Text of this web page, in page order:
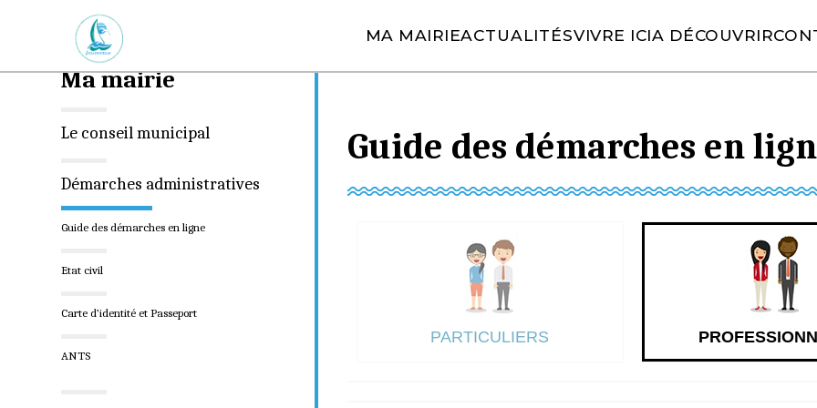
MA MAIRIEACTUALITÉSVIVRE ICIA DÉCOUVRIR
Ma mairie
Le conseil municipal
Démarches administratives
Guide des démarches en ligne
Etat civil
Carte d’identité et Passeport
ANTS
Guide des démarches en
PARTICULIERS